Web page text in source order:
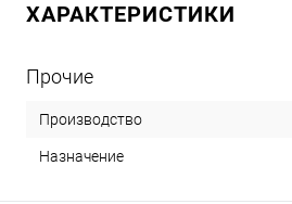
ХАРАКТЕРИСТИКИ
Прочие
Производство
Назначение